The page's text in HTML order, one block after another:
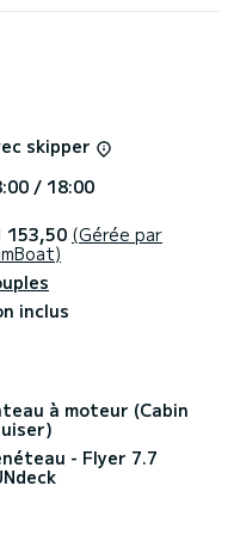
3 personnes, idéal
bas âge ou simplement
Jobe en
et silencieux
Cannes Marina est un
entre autre
Théoule et les bords
skipper
/ 18:00
153,50 (Gérée par
inclus
à moteur (Cabin
- Flyer 7.7